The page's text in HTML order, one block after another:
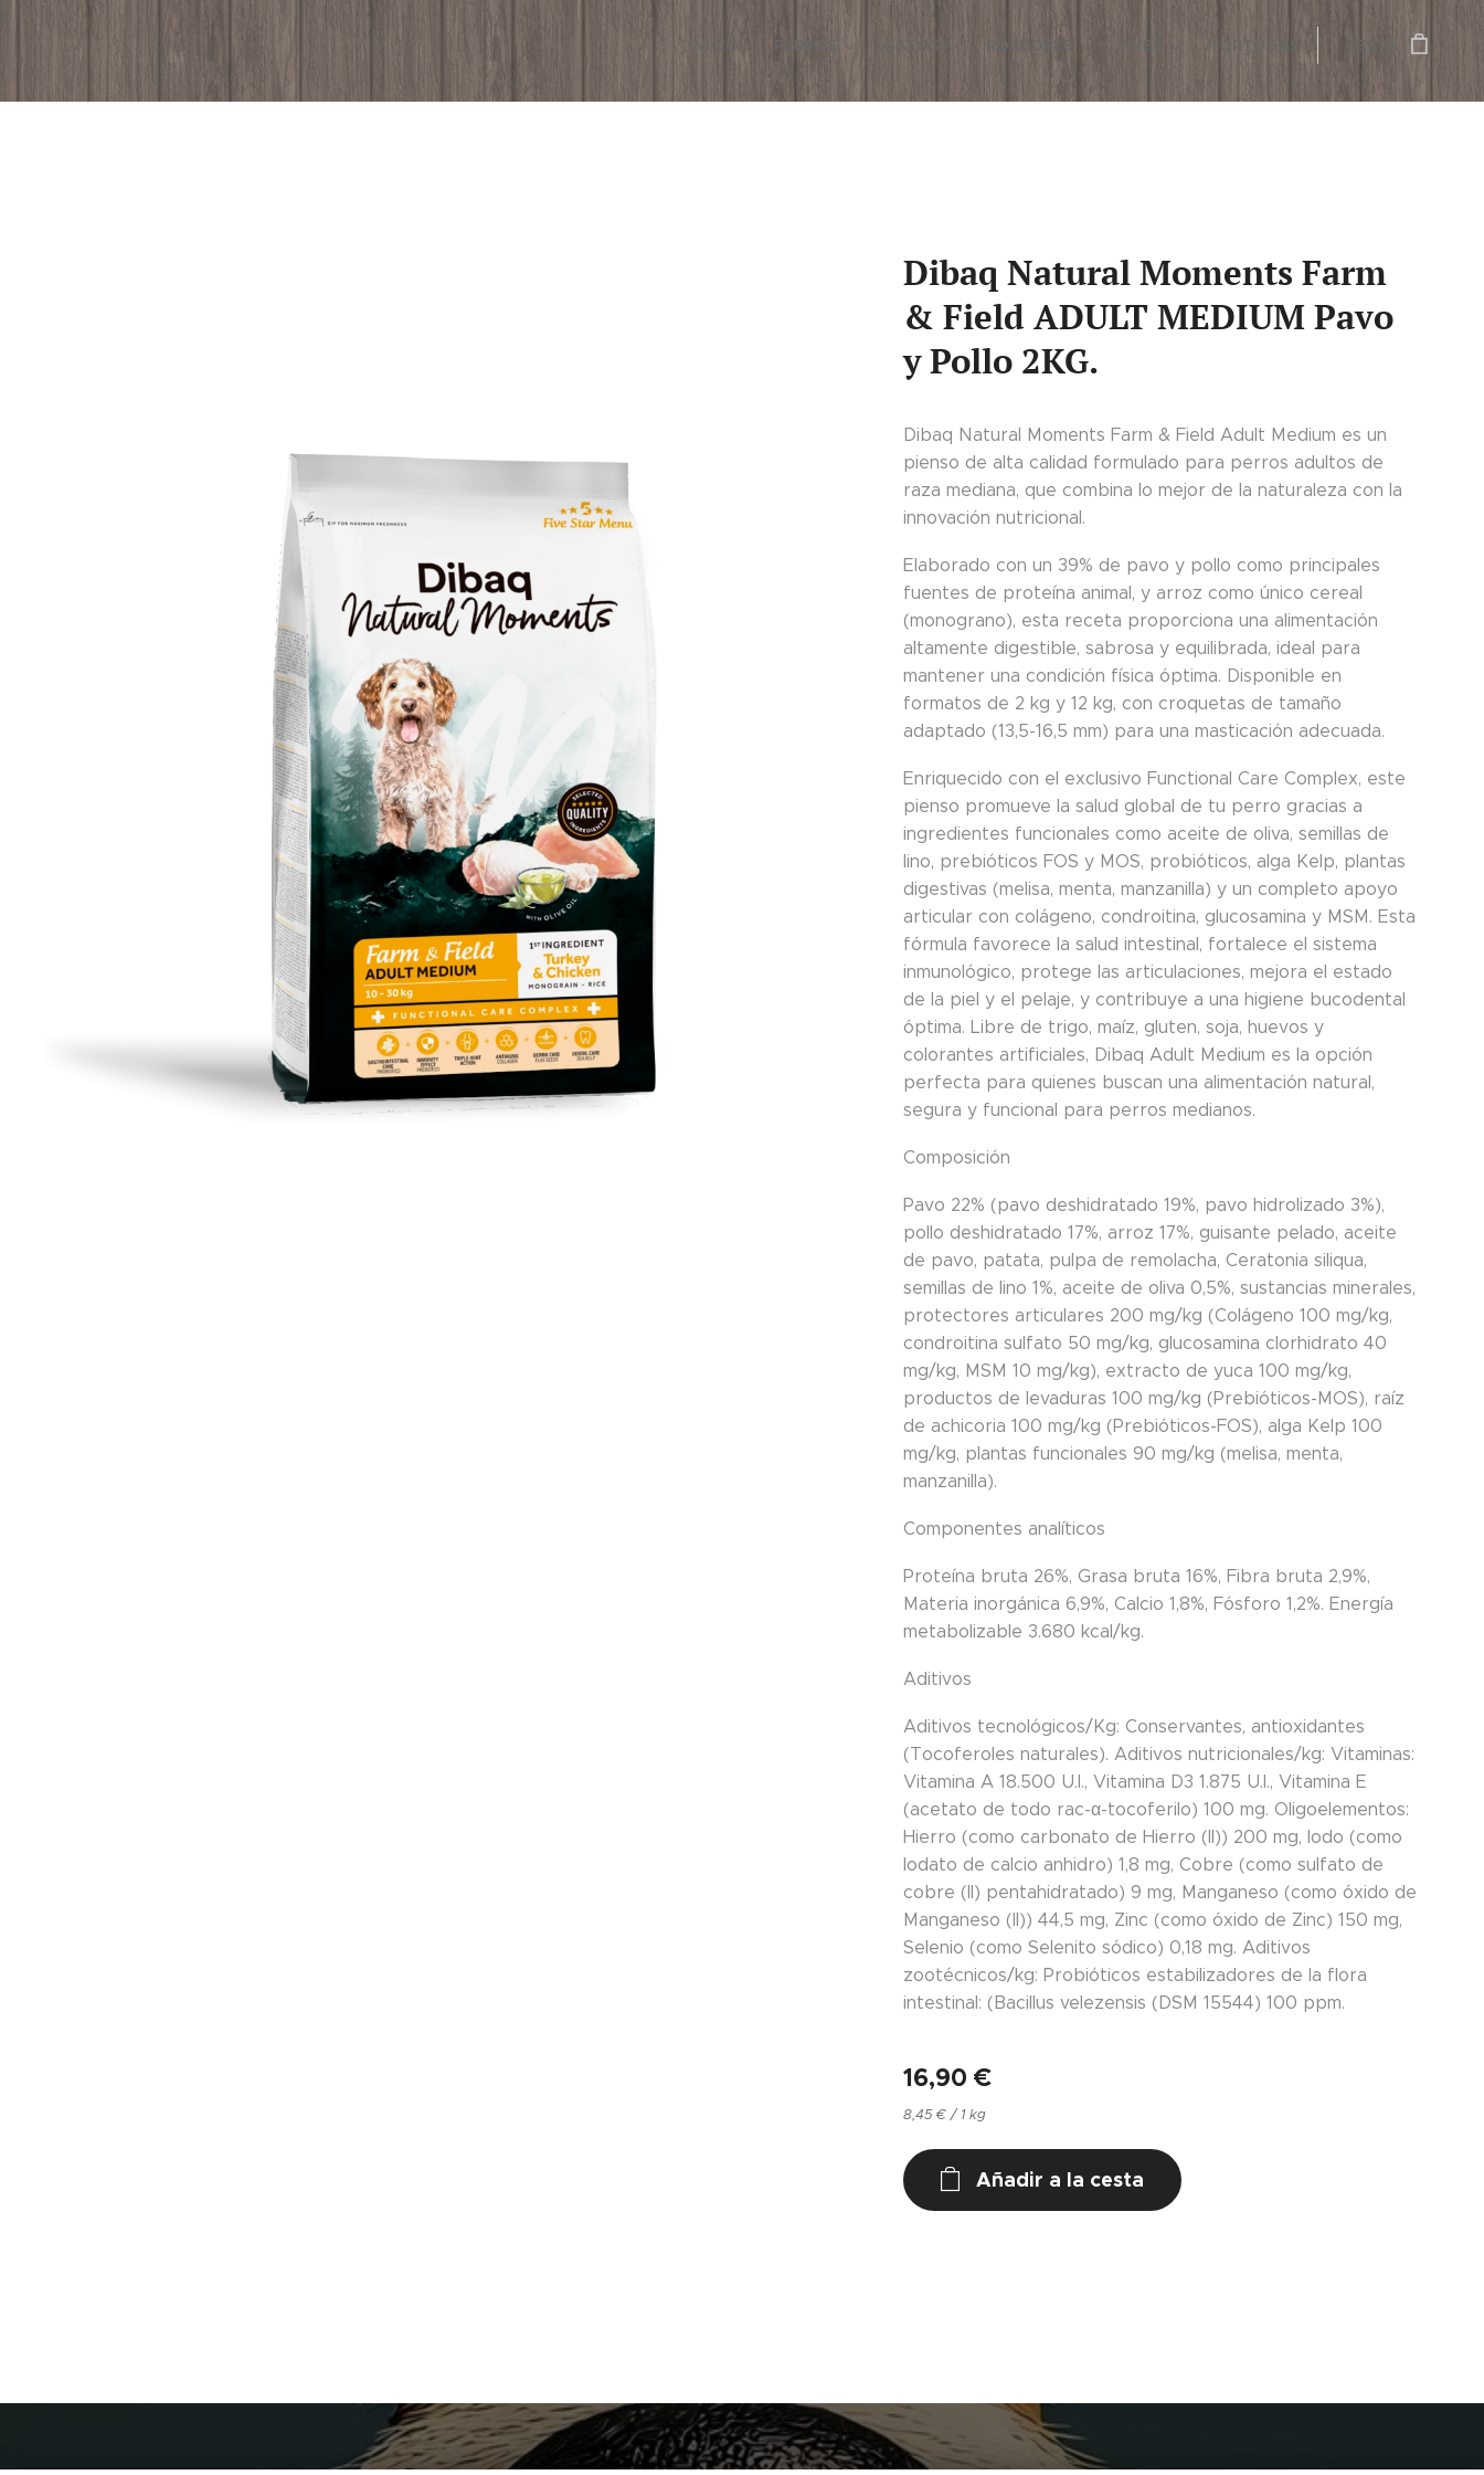
INICIO PERROS GATOS ROEDORES AVES TORTUGAS CESTA
Dibaq Natural Moments Farm
& Field ADULT MEDIUM Pavo
y Pollo 2KG.
Dibaq Natural Moments Farm & Field Adult Medium es un
pienso de alta calidad formulado para perros adultos de
raza mediana, que combina lo mejor de la naturaleza con la
innovación nutricional.
Elaborado con un 39% de pavo y pollo como principales
fuentes de proteína animal, y arroz como único cereal
(monograno), esta receta proporciona una alimentación
altamente digestible, sabrosa y equilibrada, ideal para
mantener una condición física óptima. Disponible en
formatos de 2 kg y 12 kg, con croquetas de tamaño
adaptado (13,5-16,5 mm) para una masticación adecuada.
Enriquecido con el exclusivo Functional Care Complex, este
pienso promueve la salud global de tu perro gracias a
ingredientes funcionales como aceite de oliva, semillas de
lino, prebióticos FOS y MOS, probióticos, alga Kelp, plantas
digestivas (melisa, menta, manzanilla) y un completo apoyo
articular con colágeno, condroitina, glucosamina y MSM. Esta
fórmula favorece la salud intestinal, fortalece el sistema
inmunológico, protege las articulaciones, mejora el estado
de la piel y el pelaje, y contribuye a una higiene bucodental
óptima. Libre de trigo, maíz, gluten, soja, huevos y
colorantes artificiales, Dibaq Adult Medium es la opción
perfecta para quienes buscan una alimentación natural,
segura y funcional para perros medianos.
Composición
Pavo 22% (pavo deshidratado 19%, pavo hidrolizado 3%),
pollo deshidratado 17%, arroz 17%, guisante pelado, aceite
de pavo, patata, pulpa de remolacha, Ceratonia siliqua,
semillas de lino 1%, aceite de oliva 0,5%, sustancias minerales,
protectores articulares 200 mg/kg (Colágeno 100 mg/kg,
condroitina sulfato 50 mg/kg, glucosamina clorhidrato 40
mg/kg, MSM 10 mg/kg), extracto de yuca 100 mg/kg,
productos de levaduras 100 mg/kg (Prebióticos-MOS), raíz
de achicoria 100 mg/kg (Prebióticos-FOS), alga Kelp 100
mg/kg, plantas funcionales 90 mg/kg (melisa, menta,
manzanilla).
Componentes analíticos
Proteína bruta 26%, Grasa bruta 16%, Fibra bruta 2,9%,
Materia inorgánica 6,9%, Calcio 1,8%, Fósforo 1,2%. Energía
metabolizable 3.680 kcal/kg.
Aditivos
Aditivos tecnológicos/Kg: Conservantes, antioxidantes
(Tocoferoles naturales). Aditivos nutricionales/kg: Vitaminas:
Vitamina A 18.500 U.I., Vitamina D3 1.875 U.I., Vitamina E
(acetato de todo rac-α-tocoferilo) 100 mg. Oligoelementos:
Hierro (como carbonato de Hierro (II)) 200 mg, lodo (como
Iodato de calcio anhidro) 1,8 mg, Cobre (como sulfato de
cobre (II) pentahidratado) 9 mg, Manganeso (como óxido de
Manganeso (II)) 44,5 mg, Zinc (como óxido de Zinc) 150 mg,
Selenio (como Selenito sódico) 0,18 mg. Aditivos
zootécnicos/kg: Probióticos estabilizadores de la flora
intestinal: (Bacillus velezensis (DSM 15544) 100 ppm.
16,90 €
8,45 € / 1 kg
Añadir a la cesta